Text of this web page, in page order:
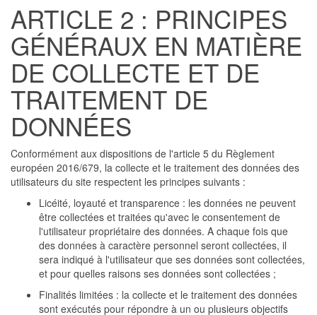
ARTICLE 2 : PRINCIPES
GÉNÉRAUX EN MATIÈRE
DE COLLECTE ET DE
TRAITEMENT DE
DONNÉES
Conformément aux dispositions de l'article 5 du Règlement
européen 2016/679, la collecte et le traitement des données des
utilisateurs du site respectent les principes suivants :
Licéité, loyauté et transparence : les données ne peuvent
être collectées et traitées qu'avec le consentement de
l'utilisateur propriétaire des données. A chaque fois que
des données à caractère personnel seront collectées, il
sera indiqué à l'utilisateur que ses données sont collectées,
et pour quelles raisons ses données sont collectées ;
Finalités limitées : la collecte et le traitement des données
sont exécutés pour répondre à un ou plusieurs objectifs